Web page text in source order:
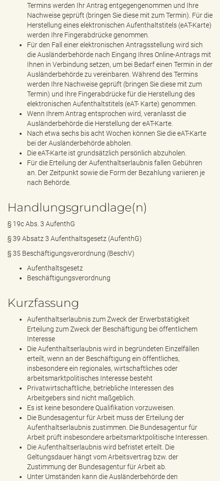
Termins werden Ihr Antrag entgegengenommen und Ihre
Nachweise geprüft (bringen Sie diese mit zum Termin). Für die
Herstellung eines elektronischen Aufenthaltstitels (eAT-Karte)
werden Ihre Fingerabdrücke genommen.
Für den Fall einer elektronischen Antragsstellung wird sich
die Ausländerbehörde nach Eingang Ihres Online-Antrags mit
Ihnen in Verbindung setzen, um bei Bedarf einen Termin in der
Ausländerbehörde zu vereinbaren. Während des Termins
werden Ihre Nachweise geprüft (bringen Sie diese mit zum
Termin) und Ihre Fingerabdrücke für die Herstellung des
elektronischen Aufenthaltstitels (eAT- Karte) genommen.
Wenn Ihrem Antrag entsprochen wird, veranlasst die
Ausländerbehörde die Herstellung der eAT-Karte.
Nach etwa sechs bis acht Wochen können Sie die eAT-Karte
bei der Ausländerbehörde abholen.
Die eAT-Karte ist grundsätzlich persönlich abzuholen.
Für die Erteilung der Aufenthaltserlaubnis fallen Gebühren
an. Der Zeitpunkt sowie die Form der Bezahlung variieren je
nach Behörde.
Handlungsgrundlage(n)
§ 19c Abs. 3 AufenthG
§ 39 Absatz 3 Aufenthaltsgesetz (AufenthG)
§ 35 Beschäftigungsverordnung (BeschV)
Aufenthaltsgesetz
Beschäftigungsverordnung
Kurzfassung
Aufenthaltserlaubnis zum Zweck der Erwerbstätigkeit
Erteilung zum Zweck der Beschäftigung bei öffentlichem
Interesse
Die Aufenthaltserlaubnis wird in begründeten Einzelfällen
erteilt, wenn an der Beschäftigung ein öffentliches,
insbesondere ein regionales, wirtschaftliches oder
arbeitsmarktpolitisches Interesse besteht
Privatwirtschaftliche, betriebliche Interessen des
Arbeitgebers sind nicht maßgeblich.
Es ist keine besondere Qualifikation vorzuweisen.
Die Bundesagentur für Arbeit muss der Erteilung der
Aufenthaltserlaubnis zustimmen. Die Bundesagentur für
Arbeit prüft insbesondere arbeitsmarktpolitische Interessen.
Die Aufenthaltserlaubnis wird befristet erteilt. Die
Geltungsdauer hängt vom Arbeitsvertrag bzw. der
Zustimmung der Bundesagentur für Arbeit ab.
Unter Umständen kann die Ausländerbehörde den